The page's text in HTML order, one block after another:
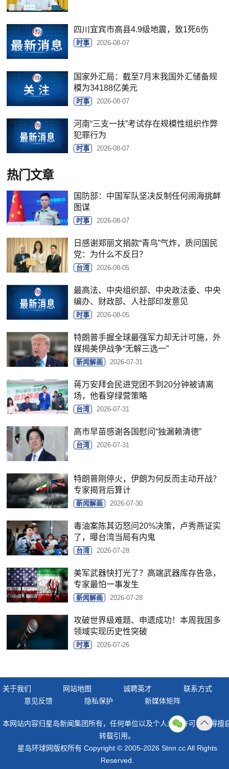
四川宜宾市高县4.9级地震，致1死6伤
时事 2026-08-07
国家外汇局：截至7月末我国外汇储备规
模为34188亿美元
时事 2026-08-07
河南“三支一扶”考试存在规模性组织作弊
犯罪行为
时事 2026-08-07
热门文章
国防部：中国军队坚决反制任何闹海挑衅
图谋
时事 2026-08-07
日感谢郑丽文捐款“青鸟”气炸，质问国民
党：为什么不反日？
台湾 2026-08-05
最高法、中央组织部、中央政法委、中央
编办、财政部、人社部印发意见
时事 2026-08-05
特朗普手握全球最强军力却无计可施，外
媒揭美伊战争“无解三选一”
新闻解画 2026-07-31
蒋万安拜会民进党团不到20分钟被请离
场，他看穿绿营策略
台湾 2026-07-31
高市早苗感谢各国慰问“独漏赖清德”
台湾 2026-07-31
特朗普刚停火，伊朗为何反而主动开战？
专家揭背后算计
新闻解画 2026-07-30
毒油案陈其迈怒问20%决策，卢秀燕证实
了，曝台湾当局有内鬼
台湾 2026-07-28
美军武器快打光了？高端武器库存告急，
专家最怕一事发生
新闻解画 2026-07-28
攻破世界级难题、申遗成功！本周我国多
领域实现历史性突破
时事 2026-07-26
关于我们 网站地图 诚聘英才
联系方式
意见反馈
隐私保护 新媒体矩阵
本网站内容归星岛新闻集团所有，任何单位以及个人未经许可，不得擅
转载引用。
星岛环球网版权所有 Copyright © 2005-2026 Stnn.cc All Rights
Reserved.
顶部